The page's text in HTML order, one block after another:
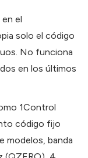
el
solo el código
No funciona
en los últimos
1Control
código fijo
modelos, banda